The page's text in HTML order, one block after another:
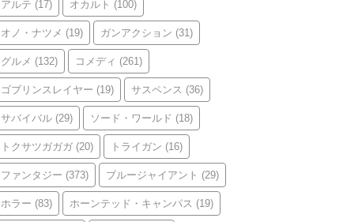
アルテ (17) オカルト (100)
オノ・ナツメ (19) ガンアクション (31)
グルメ (132) コメディ (261)
ゴブリンスレイヤー (19) サスペンス (36)
サバイバル (29) ソード・ワールド (18)
トクサツガガガ (20) トライガン (16)
ファンタジー (373) ブルージャイアント (29)
ホラー (83) ホーンテッド・キャンパス (19)